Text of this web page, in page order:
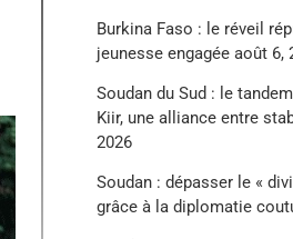
Burkina Faso : le réveil
jeunesse engagée août 6,
Soudan du Sud : le
Kiir, une alliance entre
2026
Soudan : dépasser le «
grâce à la diplomatie